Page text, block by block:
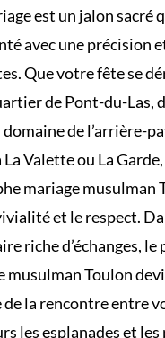
est un jalon sacré
avec une précision
Que votre fête se
de Pont-du-Las,
domaine de l’arrière-
La Valette ou La
mariage musulman
et le respect.
riche d’échanges,
musulman Toulon
la rencontre entre
les esplanades et